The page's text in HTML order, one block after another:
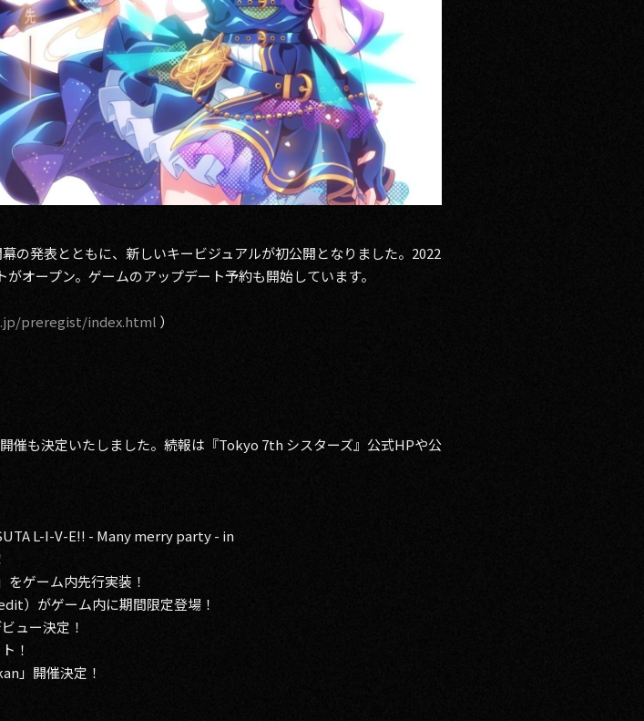
の発表とともに、新しいキービジュアルが初公開となりました。2022
オープン。ゲームのアップデート予約も開始しています。
preregist/index.html ）
催も決定いたしました。続報は『Tokyo 7th シスターズ』公式HPや公
L-I-V-E!! - Many merry party - in
をゲーム内先行実装！
がゲーム内に期間限定登場！
ュー決定！
！
」開催決定！